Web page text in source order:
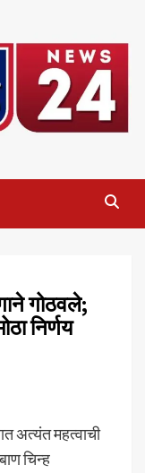
गोठवले;
निर्णय
अत्यंत महत्वाची
चिन्ह